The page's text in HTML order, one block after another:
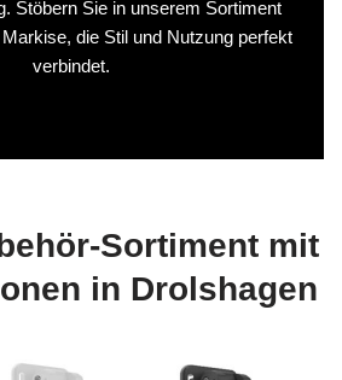
Stöbern Sie in unserem Sortiment
die Stil und Nutzung perfekt
verbindet.
mit
in Drolshagen